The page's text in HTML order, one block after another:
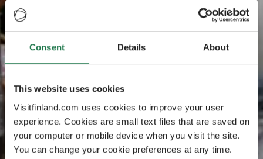
Consent Details About
This website uses cookies
Visitfinland.com uses cookies to improve your user
experience. Cookies are small text files that are saved on
your computer or mobile device when you visit the site.
You can change your cookie preferences at any time.